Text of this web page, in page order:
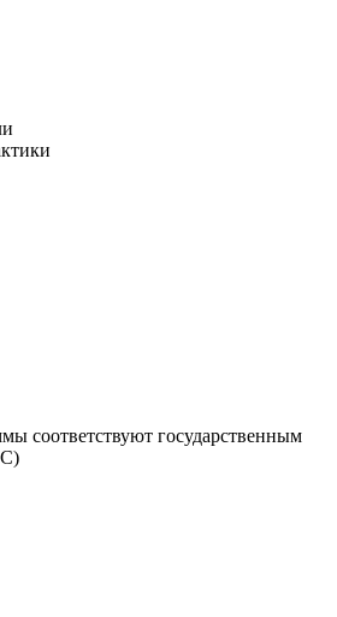
соответствуют государственным